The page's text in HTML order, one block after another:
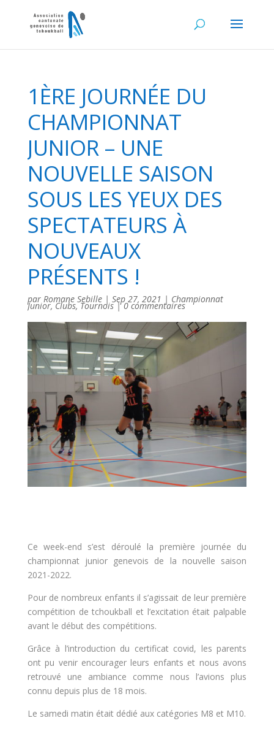
1ÈRE JOURNÉE DU
CHAMPIONNAT
JUNIOR – UNE
NOUVELLE SAISON
SOUS LES YEUX DES
SPECTATEURS À
NOUVEAUX
PRÉSENTS !
par Romane Sebille| Sep 27, 2021 | Championnat
Junior,Clubs,Tournois|0 commentaires
Ce week-end s’est déroulé la première journée du
championnat junior genevois de la nouvelle saison
2021-2022.
Pour de nombreux enfants il s’agissait de leur première
compétition de tchoukball et l’excitation était palpable
avant le début des compétitions.
Grâce à l’introduction du certificat covid, les parents
ont pu venir encourager leurs enfants et nous avons
retrouvé une ambiance comme nous l’avions plus
connu depuis plus de 18 mois.
Le samedi matin était dédié aux catégories M8 et M10.